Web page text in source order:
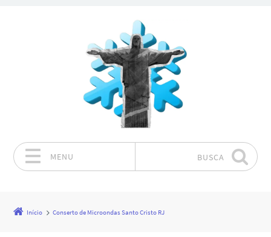
MENU BUSCA
Início Conserto de Microondas Santo Cristo RJ